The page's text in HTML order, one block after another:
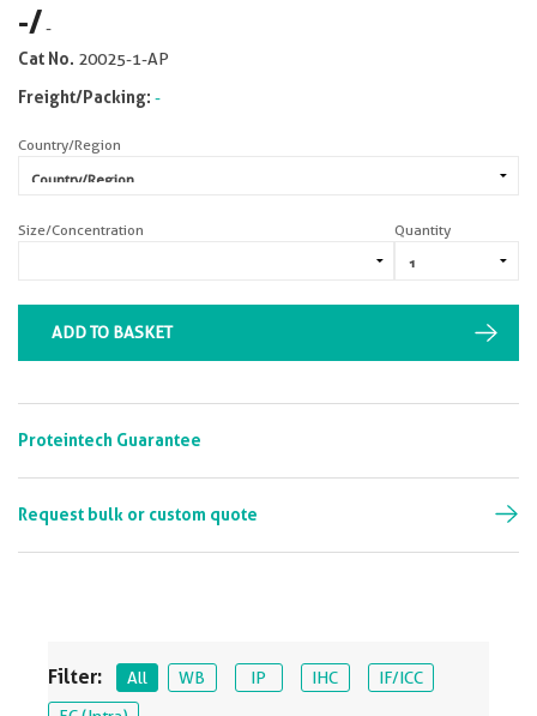
Filter: All WB IP IHC
IF/ICC
-/-
Cat No. 20025-1-AP
Freight/Packing: -
Country/Region
Size/Concentration Quantity
ADD TO BASKET
Proteintech Guarantee
Request bulk or custom quote